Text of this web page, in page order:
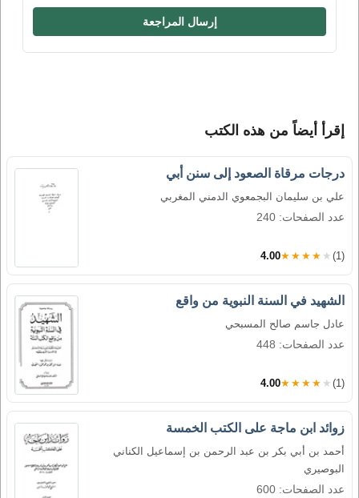
إرسال المراجعة
إقرأ أيضاً من هذه الكتب
درجات مرقاة الصعود إلى سنن أبي
علي بن سليمان البجمعوي الدمني المغربي
عدد الصفحات: 240
4.00★★★★★ (1)
الشهيد في السنة النبوية من واقع
عادل جاسم صالح المسبحي
عدد الصفحات: 448
4.00★★★★★ (1)
زوائد ابن ماجة على الكتب الخمسة
أحمد بن أبي بكر بن عبد الرحمن بن إسماعيل الكناني
البوصيري
عدد الصفحات: 600